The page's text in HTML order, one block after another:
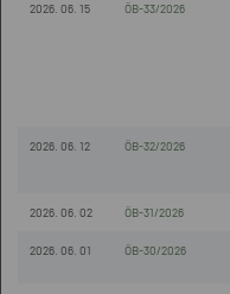
2026. 06. 15 ÖB-33/2026
2026. 06. 12 ÖB-32/2026
2026. 06. 02 ÖB-31/2026
2026. 06. 01 ÖB-30/2026